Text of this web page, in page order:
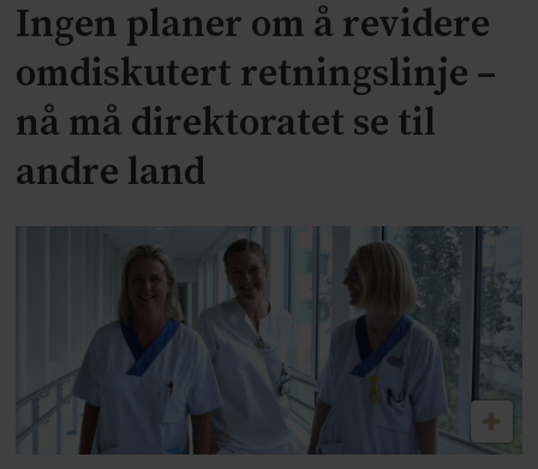
Ingen planer om å revidere
omdiskutert retningslinje –
nå må direktoratet se til
andre land